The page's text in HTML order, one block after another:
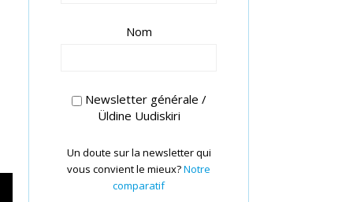
Nom
Newsletter générale /
Üldine Uudiskiri
Un doute sur la newsletter qui
vous convient le mieux?Notre
comparatif